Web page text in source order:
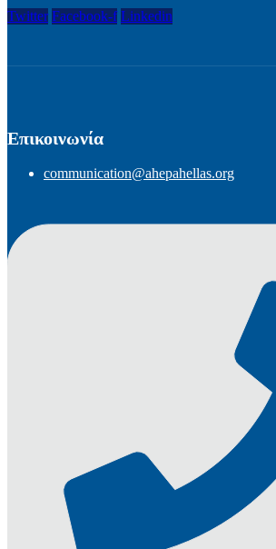
Twitter Facebook-f Linkedin
Επικοινωνία
communication@ahepahellas.org